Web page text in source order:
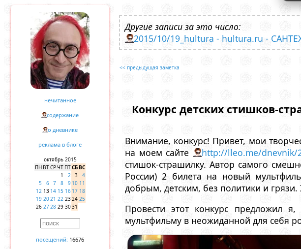
нечитанное
содержание
о дневнике
реклама в блоге
октябрь 2015
ПН ВТСРЧТ ПТСБВС
1
2 3
4
5
6 7 8 9 10 11
12 13 14 15 16 17 18
19 2021 22 2324 25
26 2728 29 3031
посещений: 16676
Другие записи за это число:
2015/10/19_hultura - hultura.ru -
<< предыдущая заметка
Конкурс детских стишков-
Внимание, конкурс! Привет, мои
на моем сайте
http://lleo.me/dnevnik/
стишок-страшилку. Автор самого
России) 2 билета на новый
добрым, детским, без политики и
Провести этот конкурс предложил
мультфильму в неожиданной для себя